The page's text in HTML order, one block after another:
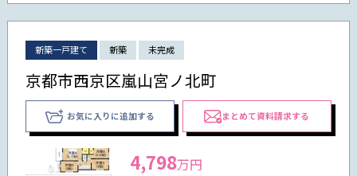
新築一戸建て 新築 未完成
京都市西京区嵐山宮ノ北町
お気に入りに追加する まとめて資料請求する
4,798万円